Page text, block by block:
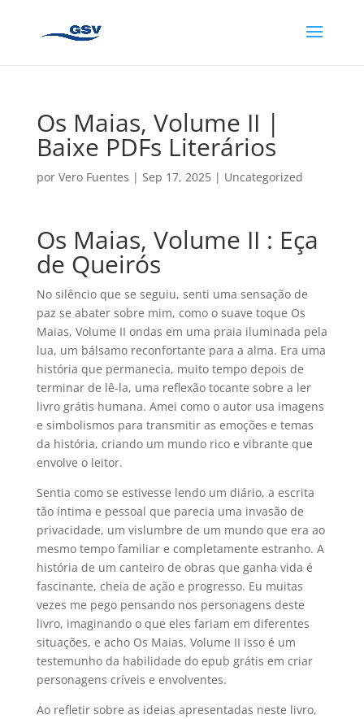
Os Maias, Volume II |
Baixe PDFs Literários
por Vero Fuentes | Sep 17, 2025| Uncategorized
Os Maias, Volume II : Eça
de Queirós
No silêncio que se seguiu, senti uma sensação de
paz se abater sobre mim, como o suave toque Os
Maias, Volume II ondas em uma praia iluminada pela
lua, um bálsamo reconfortante para a alma. Era uma
história que permanecia, muito tempo depois de
terminar de lê-la, uma reflexão tocante sobre a ler
livro grátis humana. Amei como o autor usa imagens
e simbolismos para transmitir as emoções e temas
da história, criando um mundo rico e vibrante que
envolve o leitor.
Sentia como se estivesse lendo um diário, a escrita
tão íntima e pessoal que parecia uma invasão de
privacidade, um vislumbre de um mundo que era ao
mesmo tempo familiar e completamente estranho. A
história de um canteiro de obras que ganha vida é
fascinante, cheia de ação e progresso. Eu muitas
vezes me pego pensando nos personagens deste
livro, imaginando o que eles fariam em diferentes
situações, e acho Os Maias, Volume II isso é um
testemunho da habilidade do epub grátis em criar
personagens críveis e envolventes.
Ao refletir sobre as ideias apresentadas neste livro,